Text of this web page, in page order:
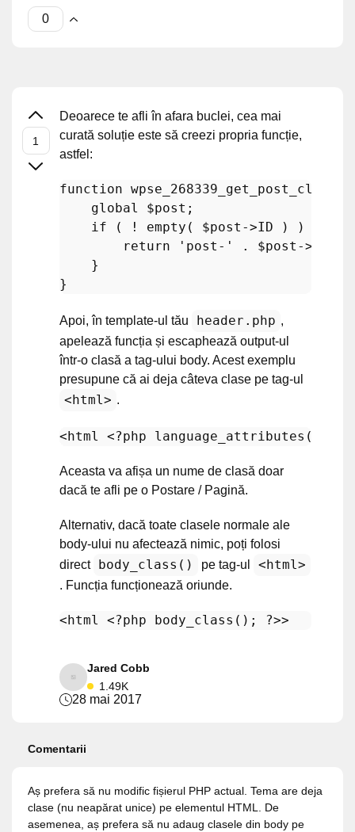
Deoarece te afli în afara buclei, cea mai
curată soluție este să creezi propria funcție,
astfel:
function wpse_268339_get_post_class
global
$post ;
if ( ! empty ( $post ->ID ) ) {
return
'post-' . $post ->ID;
    }
Apoi, în template-ul tău header.php ,
apelează funcția și escaphează output-ul
într-o clasă a tag-ului body. Acest exemplu
presupune că ai deja câteva clase pe tag-ul
<html> .
<html <?php language_attributes ();
Aceasta va afișa un nume de clasă doar
dacă te afli pe o Postare / Pagină.
Alternativ, dacă toate clasele normale ale
body-ului nu afectează nimic, poți folosi
direct body_class() pe tag-ul <html>
. Funcția funcționează oriunde.
<html <?php body_class (); ?>>
Jared Cobb
1.49K
28 mai 2017
Comentarii
Aș prefera să nu modific fișierul PHP actual. Tema are deja
clase (nu neapărat unice) pe elementul HTML. De
asemenea, aș prefera să nu adaug clasele din body pe